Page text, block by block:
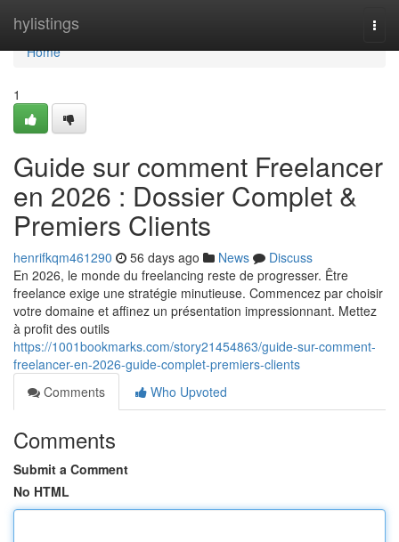
hylistings
Home
Home
1
Guide sur comment Freelancer
en 2026 : Dossier Complet &
Premiers Clients
henrifkqm461290 56 days ago News
Discuss
En 2026, le monde du freelancing reste de progresser. Être
freelance exige une stratégie minutieuse. Commencez par choisir
votre domaine et affinez un présentation impressionnant. Mettez
à profit des outils
https://1001bookmarks.com/story21454863/guide-sur-comment-
freelancer-en-2026-guide-complet-premiers-clients
Comments
Who Upvoted
Comments
Submit a Comment
No HTML